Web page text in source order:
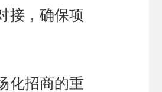
接，确保项
化招商的重